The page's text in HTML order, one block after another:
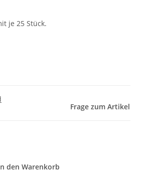
je 25 Stück.
Frage zum Artikel
den Warenkorb